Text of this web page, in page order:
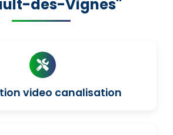
des-Vignes"
video canalisation